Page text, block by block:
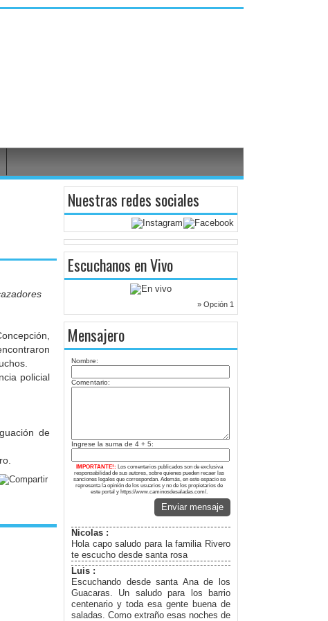
policial
de
Nuestras redes sociales
Escuchanos en Vivo
» Opción 1
Mensajero
Nombre:
Comentario:
Ingrese la suma de 4 + 5:
IMPORTANTE!: Los comentarios publicados son de exclusiva
responsabilidad de sus autores, sobre quienes pueden recaer las
sanciones legales que correspondan. Además, en este espacio se
representa la opinión de los usuarios y no de los propietarios de
este portal y https://www.caminosdesaladas.com/.
Enviar mensaje
Nicolas :
Hola capo saludo para la familia Rivero
te escucho desde santa rosa
Luis :
Escuchando desde santa Ana de los
Guacaras. Un saludo para los barrio
centenario y toda esa gente buena de
saladas. Como extraño esas noches de